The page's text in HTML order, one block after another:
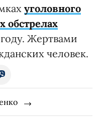
уголовного
обстрелах
Жертвами
человек.